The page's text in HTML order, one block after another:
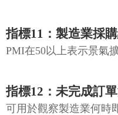
指標11：製造業採
PMI在50以上表示景氣
指標12：未完成訂
可用於觀察製造業何時